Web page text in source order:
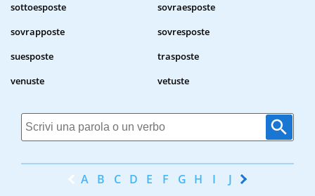
sottoesposte
sovraesposte
sovrapposte
sovresposte
suesposte
trasposte
venuste
vetuste
A B C D E F G H I J K